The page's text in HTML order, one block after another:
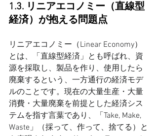
1.3. リニアエコノミー（直線型
経済）が抱える問題点
リニアエコノミー（Linear Economy）
とは、「直線型経済」とも呼ばれ、資
源を採取し、製品を作り、使用したら
廃棄するという、一方通行の経済モデ
ルのことです。現在の大量生産・大量
消費・大量廃棄を前提とした経済シス
テムを指す言葉であり、「Take, Make,
Waste」（採って、作って、捨てる）と